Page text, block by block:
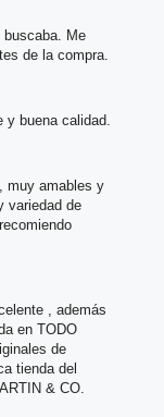
buscaba. Me
de la compra.
y buena calidad.
muy amables y
variedad de
, además
en TODO
de
tienda del
& CO.